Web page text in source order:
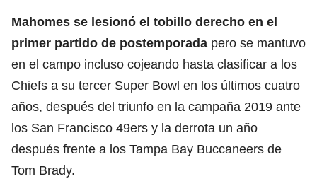
Mahomes se lesionó el tobillo derecho en el
primer partido de postemporada pero se mantuvo
en el campo incluso cojeando hasta clasificar a los
Chiefs a su tercer Super Bowl en los últimos cuatro
años, después del triunfo en la campaña 2019 ante
los San Francisco 49ers y la derrota un año
después frente a los Tampa Bay Buccaneers de
Tom Brady.